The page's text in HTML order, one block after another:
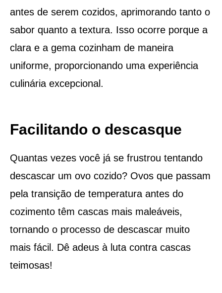
antes de serem cozidos, aprimorando tanto o
sabor quanto a textura. Isso ocorre porque a
clara e a gema cozinham de maneira
uniforme, proporcionando uma experiência
culinária excepcional.
Facilitando o descasque
Quantas vezes você já se frustrou tentando
descascar um ovo cozido? Ovos que passam
pela transição de temperatura antes do
cozimento têm cascas mais maleáveis,
tornando o processo de descascar muito
mais fácil. Dê adeus à luta contra cascas
teimosas!